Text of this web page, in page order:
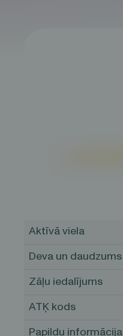
Aktīvā viela
Deva un daudzums
Zāļu iedalījums
ATĶ kods
Papildu informācija